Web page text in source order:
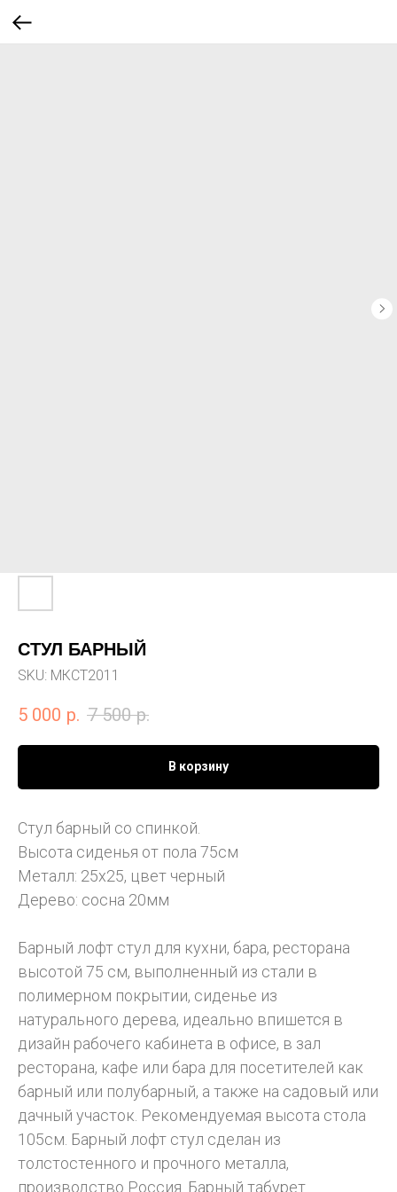
СТУЛ БАРНЫЙ
SKU: МКСТ2011
5 000 р. 7 500 р.
В корзину
Стул барный со спинкой.
Высота сиденья от пола 75см
Металл: 25х25, цвет черный
Дерево: сосна 20мм
Барный лофт стул для кухни, бара, ресторана
высотой 75 см, выполненный из стали в
полимерном покрытии, сиденье из
натурального дерева, идеально впишется в
дизайн рабочего кабинета в офисе, в зал
ресторана, кафе или бара для посетителей как
барный или полубарный, а также на садовый или
дачный участок. Рекомендуемая высота стола
105см. Барный лофт стул сделан из
толстостенного и прочного металла,
производство Россия. Барный табурет